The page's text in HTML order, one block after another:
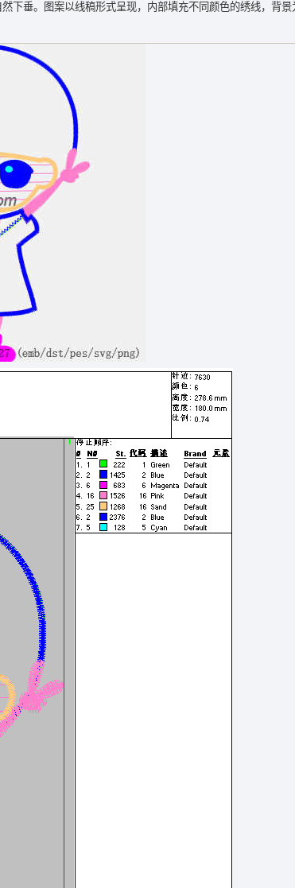
下垂。图案以线稿形式呈现，内部填充不同颜色的绣线，背景